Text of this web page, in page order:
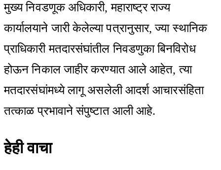
मुख्य निवडणूक अधिकारी, महाराष्ट्र राज्य
कार्यालयाने जारी केलेल्या पत्रानुसार, ज्या स्थानिक
प्राधिकारी मतदारसंघांतील निवडणुका बिनविरोध
होऊन निकाल जाहीर करण्यात आले आहेत, त्या
मतदारसंघांमध्ये लागू असलेली आदर्श आचारसंहिता
तत्काळ प्रभावाने संपुष्टात आली आहे.
हेही वाचा